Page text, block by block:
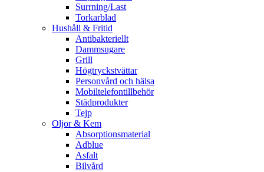
Surrning/Last
Torkarblad
Hushåll & Fritid
Antibakteriellt​
Dammsugare
Grill
Högtryckstvättar
Personvård och hälsa
Mobiltelefontillbehör
Städprodukter
Tejp
Oljor & Kem
Absorptionsmaterial
Adblue
Asfalt
Bilvård